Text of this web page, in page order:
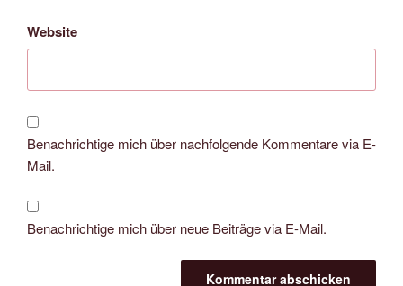
Website
Benachrichtige mich über nachfolgende Kommentare via E-
Mail.
Benachrichtige mich über neue Beiträge via E-Mail.